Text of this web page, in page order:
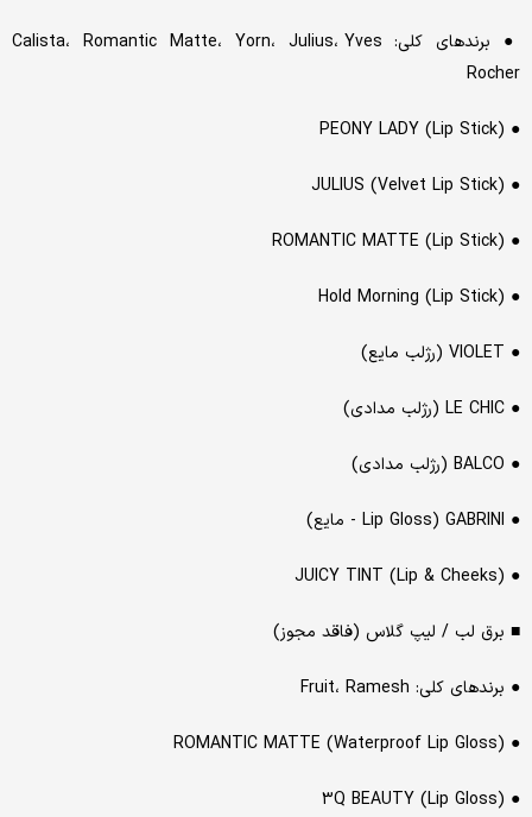
● برندهای کلی: Calista، Romantic Matte، Yorn، Julius، Yves
Rocher
● PEONY LADY (Lip Stick)
● JULIUS (Velvet Lip Stick)
● ROMANTIC MATTE (Lip Stick)
● Hold Morning (Lip Stick)
● VIOLET (رژلب مایع)
● LE CHIC (رژلب مدادی)
● BALCO (رژلب مدادی)
● GABRINI (Lip Gloss - مایع)
● JUICY TINT (Lip & Cheeks)
■ برق لب / لیپ گلاس (فاقد مجوز)
● برندهای کلی: Fruit، Ramesh
● ROMANTIC MATTE (Waterproof Lip Gloss)
● 3Q BEAUTY (Lip Gloss)